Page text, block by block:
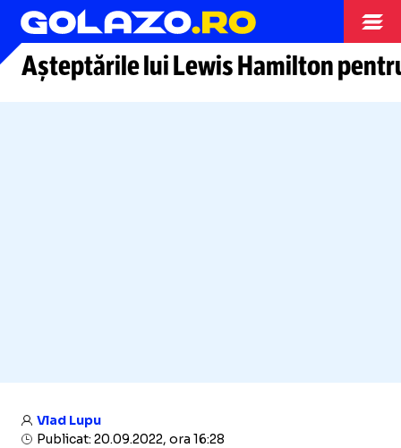
Moto GP
Așteptările lui Lewis Hamilton
Vlad Lupu
Publicat: 20.09.2022, ora 16:28